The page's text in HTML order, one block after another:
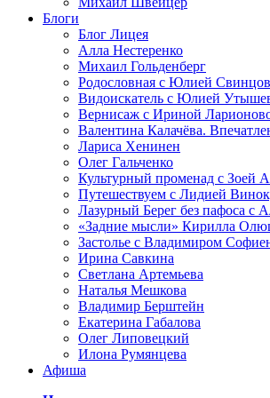
Блоги
Блог Лицея
Алла Нестеренко
Михаил Гольденберг
Родословная с Юлией
Видоискатель с Юлией
Вернисаж с Ириной
Валентина Калачёва.
Лариса Хенинен
Олег Гальченко
Культурный променад с Зоей
Путешествуем с Лидией
Лазурный Берег без пафоса с
«Задние мысли» Кирилла
Застолье с Владимиром
Ирина Савкина
Светлана Артемьева
Наталья Мешкова
Владимир Берштейн
Екатерина Габалова
Олег Липовецкий
Илона Румянцева
Афиша